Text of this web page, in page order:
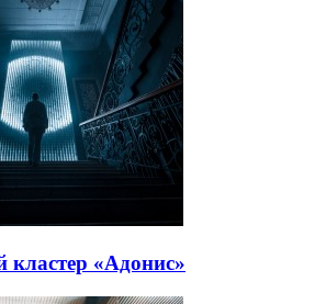
кластер «Адонис»